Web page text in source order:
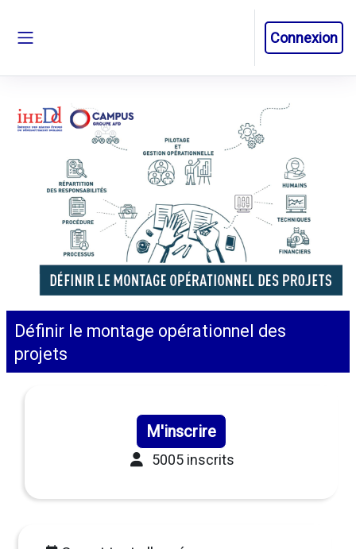
Connexion
Définir le montage opérationnel des
projets
M'inscrire
5005 inscrits